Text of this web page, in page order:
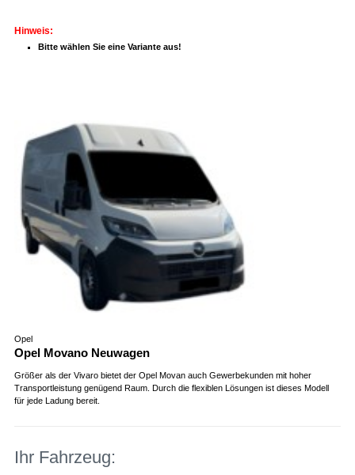
Hinweis:
Bitte wählen Sie eine Variante aus!
Opel
Opel Movano Neuwagen
Größer als der Vivaro bietet der Opel Movan auch Gewerbekunden mit hoher
Transportleistung genügend Raum. Durch die flexiblen Lösungen ist dieses Modell
für jede Ladung bereit.
Ihr Fahrzeug: